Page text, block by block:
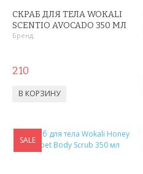
ЗОНТЫ
ТОВАРЫ ДЛЯ САДА
СКРАБ ДЛЯ ТЕЛА WOKALI
SCENTIO AVOCADO 350 МЛ
Бренд:
210
SALE